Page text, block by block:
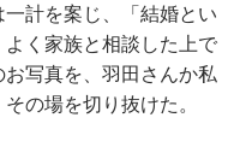
計を案じ、「結婚とい
く家族と相談した上で
写真を、羽田さんか私
の場を切り抜けた。